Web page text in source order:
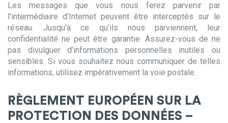
Les messages que vous nous ferez parvenir par
l’intermédiaire d’Internet peuvent être interceptés sur le
réseau. Jusqu’à ce qu’ils nous parviennent, leur
confidentialité ne peut être garantie. Assurez-vous de ne
pas divulguer d’informations personnelles inutiles ou
sensibles. Si vous souhaitez nous communiquer de telles
informations, utilisez impérativement la voie postale.
RÈGLEMENT EUROPÉEN SUR LA
PROTECTION DES DONNÉES –